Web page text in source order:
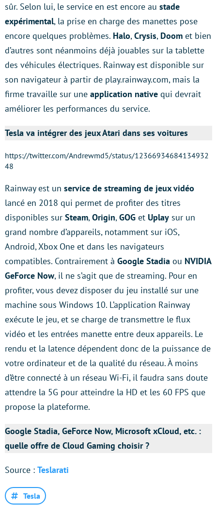
sûr. Selon lui, le service en est encore au stade
expérimental, la prise en charge des manettes pose
encore quelques problèmes. Halo,Crysis, Doom et bien
d’autres sont néanmoins déjà jouables sur la tablette
des véhicules électriques. Rainway est disponible sur
son navigateur à partir de play.rainway.com, mais la
firme travaille sur une application native qui devrait
améliorer les performances du service.
Tesla va intégrer des jeux Atari dans ses voitures
https://twitter.com/Andrewmd5/status/12366934684134932
48
Rainway est un service de streaming de jeux vidéo
lancé en 2018 qui permet de profiter des titres
disponibles sur Steam,Origin,GOG et Uplay sur un
grand nombre d’appareils, notamment sur iOS,
Android, Xbox One et dans les navigateurs
compatibles. Contrairement à Google Stadia ou NVIDIA
GeForce Now, il ne s’agit que de streaming. Pour en
profiter, vous devez disposer du jeu installé sur une
machine sous Windows 10. L’application Rainway
exécute le jeu, et se charge de transmettre le flux
vidéo et les entrées manette entre deux appareils. Le
rendu et la latence dépendent donc de la puissance de
votre ordinateur et de la qualité du réseau. À moins
d’être connecté à un réseau Wi-Fi, il faudra sans doute
attendre la 5G pour atteindre la HD et les 60 FPS que
propose la plateforme.
Google Stadia, GeForce Now, Microsoft xCloud, etc. :
quelle offre de Cloud Gaming choisir ?
Source : Teslarati
Tesla